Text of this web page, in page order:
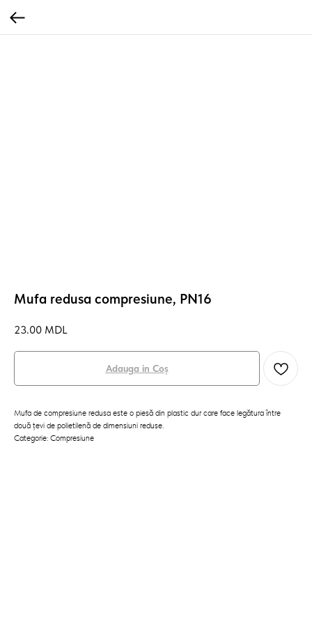
Mufa redusa compresiune, PN16
23.00 MDL
Adauga in Coș
Mufa de compresiune redusa este o piesă din plastic dur care face legătura între
două țevi de polietilenă de dimensiuni reduse.
Categorie: Compresiune